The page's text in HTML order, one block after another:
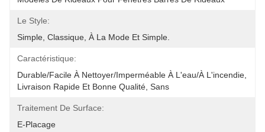
Le Style:
Simple, Classique, À La Mode Et Simple.
Caractéristique:
Durable/Facile À Nettoyer/imperméable À L'eau/à L'incendie,
Livraison Rapide Et Bonne Qualité, Sans
Traitement De Surface:
E-Placage